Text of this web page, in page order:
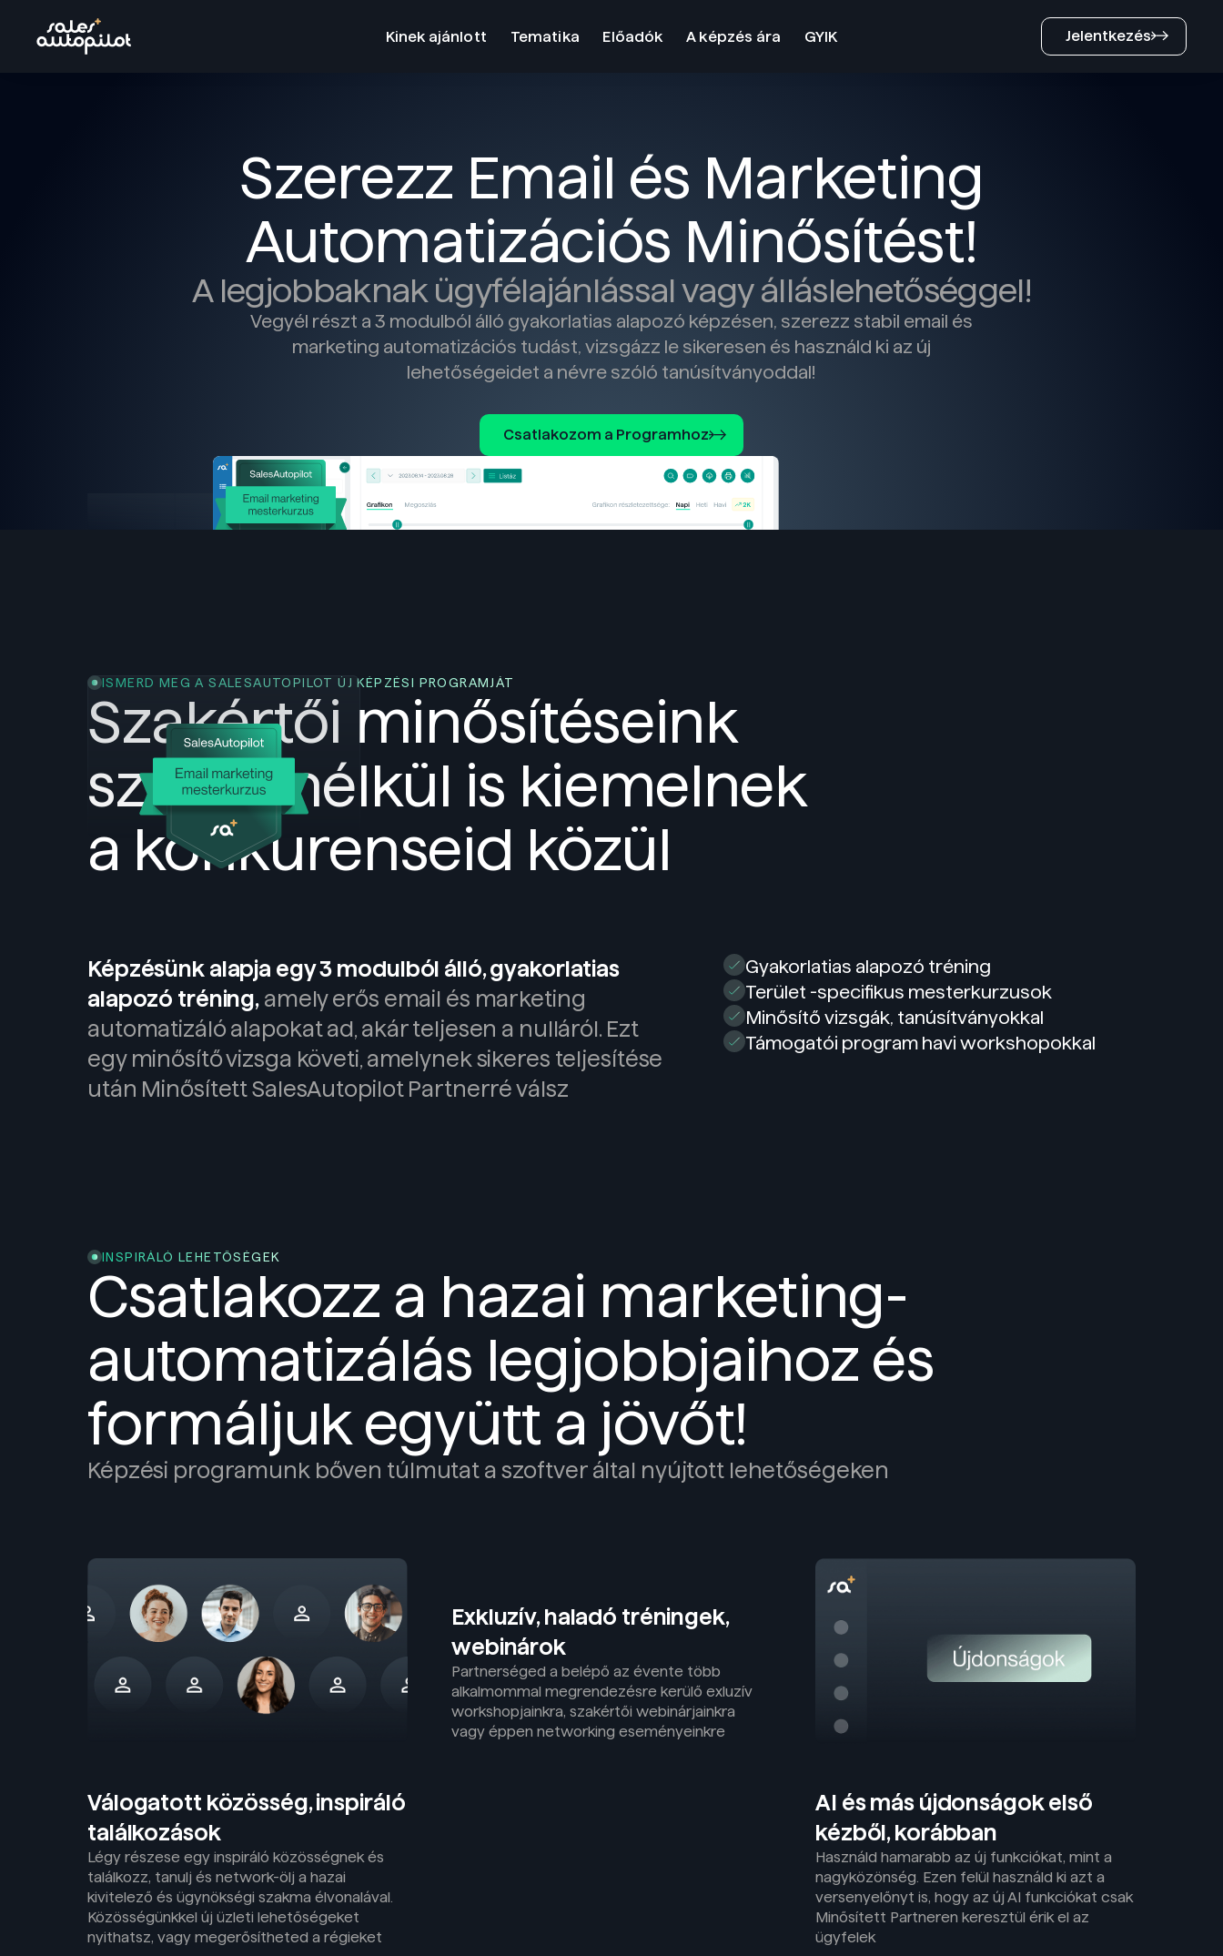
Kinek ajánlott Tematika Előadók A képzés ára GYIK Jelentkezés
Szerezz Email és Marketing
Automatizációs Minősítést!
A legjobbaknak ügyfélajánlással vagy álláslehetőséggel!
Vegyél részt a 3 modulból álló gyakorlatias alapozó képzésen, szerezz stabil email és
marketing automatizációs tudást, vizsgázz le sikeresen és használd ki az új
lehetőségeidet a névre szóló tanúsítványoddal!
Csatlakozom a Programhoz
ISMERD MEG A SALESAUTOPILOT ÚJ KÉPZÉSI PROGRAMJÁT
Szakértői minősítéseink
szavak nélkül is kiemelnek
a konkurenseid közül
Képzésünk alapja egy 3 modulból álló, gyakorlatias
alapozó tréning, amely erős email és marketing
automatizáló alapokat ad, akár teljesen a nulláról. Ezt
egy minősítő vizsga követi, amelynek sikeres teljesítése
után Minősített SalesAutopilot Partnerré válsz
Gyakorlatias alapozó tréning
Terület -specifikus mesterkurzusok
Minősítő vizsgák, tanúsítványokkal
Támogatói program havi workshopokkal
INSPIRÁLÓ LEHETŐSÉGEK
Csatlakozz a hazai marketing-
automatizálás legjobbjaihoz és
formáljuk együtt a jövőt!
Képzési programunk bőven túlmutat a szoftver által nyújtott lehetőségeken
Válogatott közösség, inspiráló
találkozások
Légy részese egy inspiráló közösségnek és
találkozz, tanulj és network-ölj a hazai
kivitelező és ügynökségi szakma élvonalával.
Közösségünkkel új üzleti lehetőségeket
nyithatsz, vagy megerősítheted a régieket
Exkluzív, haladó tréningek,
webinárok
Partnerséged a belépő az évente több
alkalmommal megrendezésre kerülő exluzív
workshopjainkra, szakértői webinárjainkra
vagy éppen networking eseményeinkre
AI és más újdonságok első
kézből, korábban
Használd hamarabb az új funkciókat, mint a
nagyközönség. Ezen felül használd ki azt a
versenyelőnyt is, hogy az új AI funkciókat csak
Minősített Partneren keresztül érik el az
ügyfelek